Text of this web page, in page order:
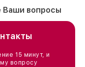
Ваши вопросы
15 минут, и
вопросу